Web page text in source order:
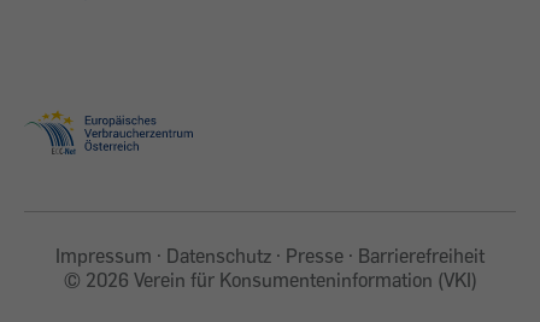
Impressum Datenschutz Presse
Barrierefreiheit
© 2026 Verein für Konsumenteninformation (VKI)